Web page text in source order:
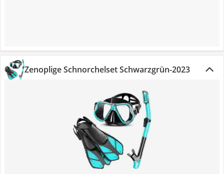
Zenoplige Schnorchelset Schwarzgrün-2023